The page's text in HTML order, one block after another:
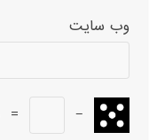
وب‌ سایت
−
=